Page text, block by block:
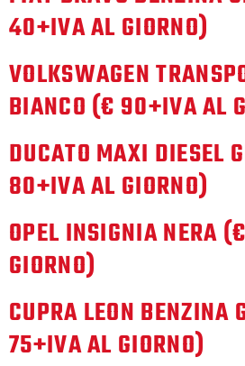
40+IVA AL GIORNO)
VOLKSWAGEN
BIANCO (€ 90+IVA AL
DUCATO MAXI DIESEL
80+IVA AL GIORNO)
OPEL INSIGNIA NERA
GIORNO)
CUPRA LEON BENZINA
75+IVA AL GIORNO)